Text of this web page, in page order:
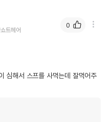
트헤어
심해서 스프를 사먹는데 잘먹어주
0